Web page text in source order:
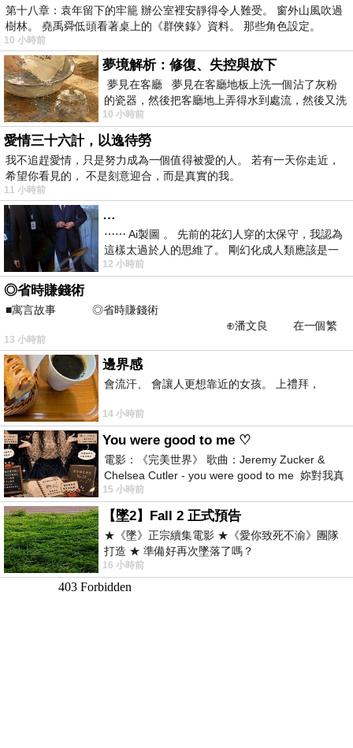
第十八章：袁年留下的牢籠 辦公室裡安靜得令人難受。 窗外山風吹過
樹林。 堯禹舜低頭看著桌上的《群俠錄》資料。 那些角色設定。
10 小時前
夢境解析：修復、失控與放下
夢見在客廳 夢見在客廳地板上洗一個沾了灰粉
的瓷器，然後把客廳地上弄得水到處流，然後又洗
一頂棒球潮帽，後來發現帽
10 小時前
愛情三十六計，以逸待勞
我不追趕愛情，只是努力成為一個值得被愛的人。 若有一天你走近，
希望你看見的， 不是刻意迎合，而是真實的我。
11 小時前
…
⋯⋯ Ai製圖 。 先前的花幻人穿的太保守，我認為
這樣太過於人的思維了。 剛幻化成人類應該是一
絲不掛吧？ 當然這樣是創不出
12 小時前
◎省時賺錢術
■寓言故事 ◎省時賺錢術
⊕潘文良 在一個繁
華的商業街上，有兩家傳統
13 小時前
邊界感
會流汗、 會讓人更想靠近的女孩。 上禮拜，
14 小時前
You were good to me ♡
電影：《完美世界》 歌曲：Jeremy Zucker &
Chelsea Cutler - you were good to me 妳對我真
好 因
15 小時前
【墜2】Fall 2 正式預告
★《墜》正宗續集電影 ★《愛你致死不渝》團隊
打造 ★ 準備好再次墜落了嗎？
16 小時前